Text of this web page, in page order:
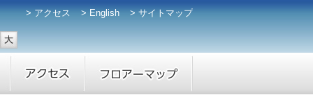
アクセス English サイトマップ